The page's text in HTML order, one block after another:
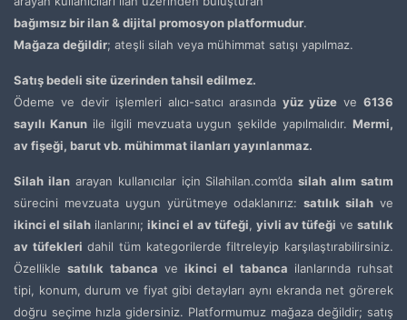
bağımsız bir ilan & dijital promosyon platformudur.
Mağaza değildir; ateşli silah veya mühimmat satışı yapılmaz.
Satış bedeli site üzerinden tahsil edilmez.
Ödeme ve devir işlemleri alıcı-satıcı arasındayüz yüze ve6136
sayılı Kanunile ilgili mevzuata uygun şekilde yapılmalıdır. Mermi,
av fişeği, barut vb. mühimmat ilanları yayınlanmaz.
Silah ilanarayan kullanıcılar için Silahilan.com’dasilah alım satım
sürecini mevzuata uygun yürütmeye odaklanırız:satılık silah ve
ikinci el silah ilanlarını;ikinci el av tüfeği, yivli av tüfeği vesatılık
av tüfekleri dahil tüm kategorilerde filtreleyip karşılaştırabilirsiniz.
Özelliklesatılık tabanca ve ikinci el tabanca ilanlarında ruhsat
tipi, konum, durum ve fiyat gibi detayları aynı ekranda net görerek
doğru seçime hızla gidersiniz. Platformumuz mağaza değildir; satış